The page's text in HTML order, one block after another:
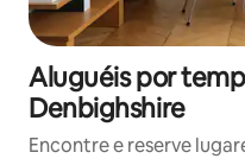
Aluguéis por
Denbighshire
Encontre e reserve